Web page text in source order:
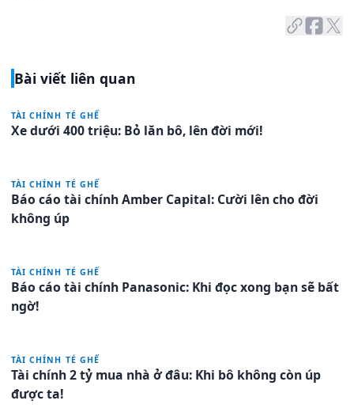
Bài viết liên quan
TÀI CHÍNH TÉ GHẾ
Xe dưới 400 triệu: Bỏ lăn bô, lên đời mới!
TÀI CHÍNH TÉ GHẾ
Báo cáo tài chính Amber Capital: Cười lên cho đời
không úp
TÀI CHÍNH TÉ GHẾ
Báo cáo tài chính Panasonic: Khi đọc xong bạn sẽ bất
ngờ!
TÀI CHÍNH TÉ GHẾ
Tài chính 2 tỷ mua nhà ở đâu: Khi bô không còn úp
được ta!